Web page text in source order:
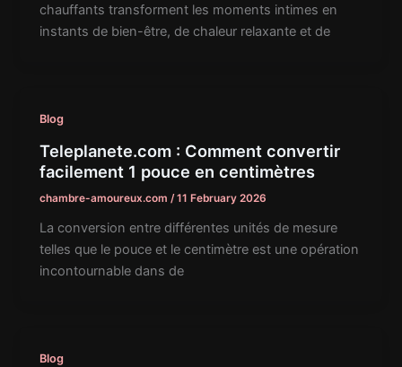
chauffants transforment les moments intimes en
instants de bien-être, de chaleur relaxante et de
Blog
Teleplanete.com : Comment convertir
facilement 1 pouce en centimètres
chambre-amoureux.com/11 February 2026
La conversion entre différentes unités de mesure
telles que le pouce et le centimètre est une opération
incontournable dans de
Blog